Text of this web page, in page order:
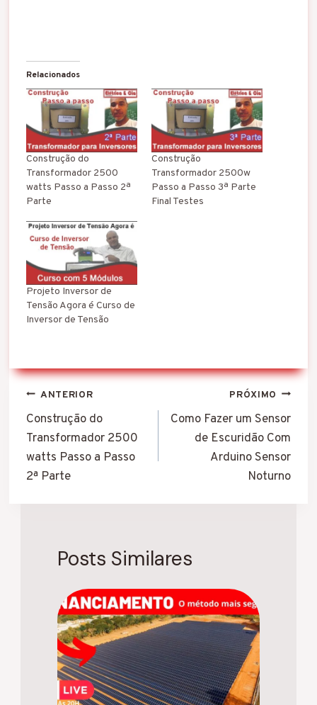
Relacionados
Construção do
Transformador 2500
watts Passo a Passo 2ª
Parte
Construção
Transformador 2500w
Passo a Passo 3ª Parte
Final Testes
Projeto Inversor de
Tensão Agora é Curso de
Inversor de Tensão
Navegação
de
Post
ANTERIOR
Construção do
Transformador 2500
watts Passo a Passo
2ª Parte
PRÓXIMO
Como Fazer um Sensor
de Escuridão Com
Arduino Sensor
Noturno
Posts Similares